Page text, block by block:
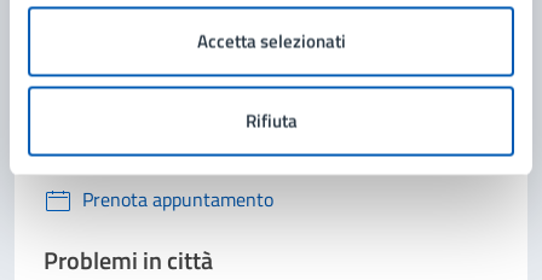
Accetta selezionati
Rifiuta
Contatta il comune
Leggi le domande frequenti
Richiedi assistenza
Prenota appuntamento
Problemi in città